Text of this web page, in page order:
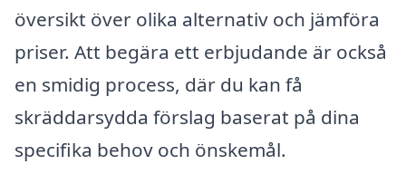
översikt över olika alternativ och jämföra
priser. Att begära ett erbjudande är också
en smidig process, där du kan få
skräddarsydda förslag baserat på dina
specifika behov och önskemål.